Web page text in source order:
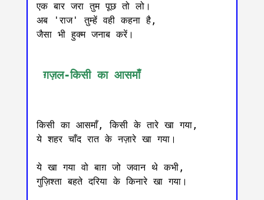
एक बार जरा तुम पूछ तो लो।
अब 'राज' तुम्हें वही कहना है,
जैसा भी हुक्म जनाब करें।
ग़ज़ल-किसी का आसमाँ
किसी का आसमाँ, किसी के तारे खा गया,
ये शहर चाँद रात के नज़ारे खा गया।
ये खा गया वो बाग़ जो जवान थे कभी,
गुज़िश्ता बहते दरिया के किनारे खा गया।